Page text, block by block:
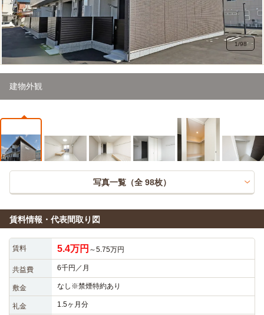
建物外観
1/98
写真一覧（全 98枚）
賃料情報・代表間取り図
賃料 5.4万円 ～5.75万円
共益費 6千円／月
敷金 なし※禁煙特約あり
礼金 1.5ヶ月分